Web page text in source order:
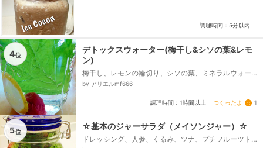
調理時間：5分以内
4位
デトックスウォーター(梅干し&シソの葉&レモ
ン)
梅干し、レモンの輪切り、シソの葉、ミネラルウォー
ター又は炭酸水、お好みではちみつ
by アリエルmf666
調理時間：1時間以上 つくったよ 1
5位
☆基本のジャーサラダ（メイソンジャー）☆
ドレッシング、人参、くるみ、ツナ、プチフルーツト